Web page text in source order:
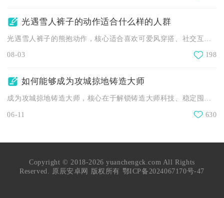
光遇雪人裤子的动作适合什么样的人群
08-03 198
如何能够成为攻城掠地铸造大师
06-11 630
Copyright © 2018-2026 yuanchengck.com All Rights
Reserved. 原辰安卓网 版权所有 鄂ICP备2024067170号-47